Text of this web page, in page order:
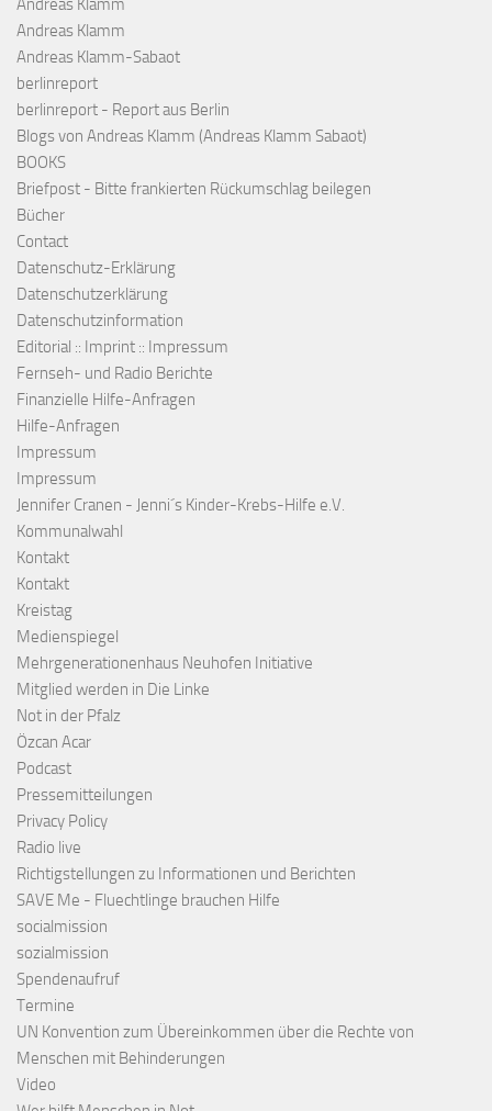
Andreas Klamm
Andreas Klamm
Andreas Klamm-Sabaot
berlinreport
berlinreport - Report aus Berlin
Blogs von Andreas Klamm (Andreas Klamm Sabaot)
BOOKS
Briefpost - Bitte frankierten Rückumschlag beilegen
Bücher
Contact
Datenschutz-Erklärung
Datenschutzerklärung
Datenschutzinformation
Editorial :: Imprint :: Impressum
Fernseh- und Radio Berichte
Finanzielle Hilfe-Anfragen
Hilfe-Anfragen
Impressum
Impressum
Jennifer Cranen - Jenni´s Kinder-Krebs-Hilfe e.V.
Kommunalwahl
Kontakt
Kontakt
Kreistag
Medienspiegel
Mehrgenerationenhaus Neuhofen Initiative
Mitglied werden in Die Linke
Not in der Pfalz
Özcan Acar
Podcast
Pressemitteilungen
Privacy Policy
Radio live
Richtigstellungen zu Informationen und Berichten
SAVE Me - Fluechtlinge brauchen Hilfe
socialmission
sozialmission
Spendenaufruf
Termine
UN Konvention zum Übereinkommen über die Rechte von
Menschen mit Behinderungen
Video